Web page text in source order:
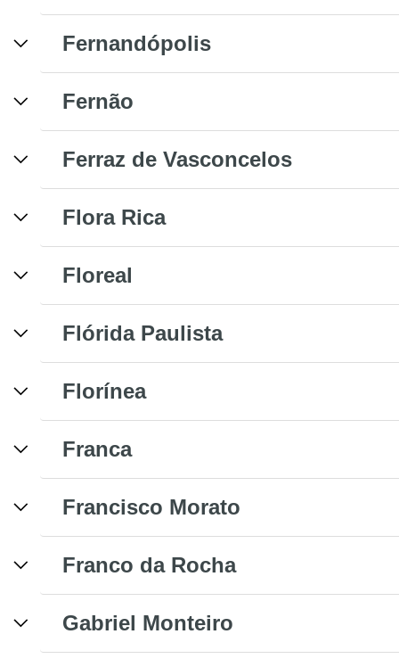
Fernandópolis
Fernão
Ferraz de Vasconcelos
Flora Rica
Floreal
Flórida Paulista
Florínea
Franca
Francisco Morato
Franco da Rocha
Gabriel Monteiro